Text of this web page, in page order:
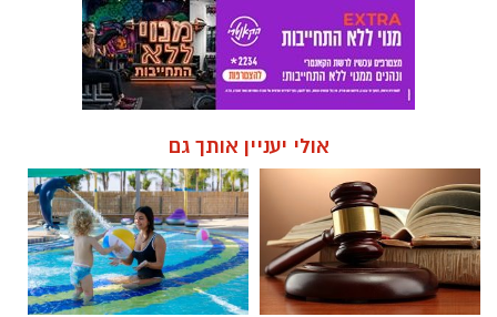
אולי יעניין אותך גם